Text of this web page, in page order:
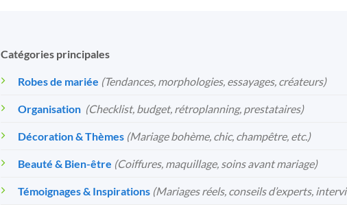
Catégories principales
Robes de mariée (Tendances, morphologies, essayages, créateurs)
Organisation (Checklist, budget, rétroplanning, prestataires)
Décoration & Thèmes (Mariage bohème, chic, champêtre, etc.)
Beauté & Bien-être (Coiffures, maquillage, soins avant mariage)
Témoignages & Inspirations (Mariages réels, conseils d’experts,